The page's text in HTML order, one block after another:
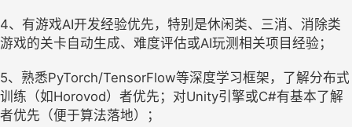
4、有游戏AI开发经验优先，特别是休闲类、三消、消除类
游戏的关卡自动生成、难度评估或AI玩测相关项目经验；
5、熟悉PyTorch/TensorFlow等深度学习框架，了解分布式
训练（如Horovod）者优先；对Unity引擎或C#有基本了解
者优先（便于算法落地）；